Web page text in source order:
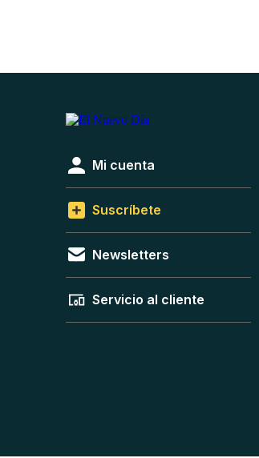
Mi cuenta
Suscríbete
Newsletters
Servicio al cliente